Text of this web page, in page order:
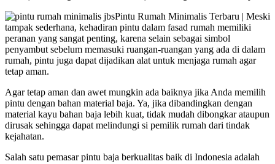
Pintu Rumah Minimalis Terbaru | Meski
tampak sederhana, kehadiran pintu dalam fasad rumah memiliki
peranan yang sangat penting, karena selain sebagai simbol
penyambut sebelum memasuki ruangan-ruangan yang ada di dalam
rumah, pintu juga dapat dijadikan alat untuk menjaga rumah agar
tetap aman.
Agar tetap aman dan awet mungkin ada baiknya jika Anda memilih
pintu dengan bahan material baja. Ya, jika dibandingkan dengan
material kayu bahan baja lebih kuat, tidak mudah dibongkar ataupun
dirusak sehingga dapat melindungi si pemilik rumah dari tindak
kejahatan.
Salah satu pemasar pintu baja berkualitas baik di Indonesia adalah